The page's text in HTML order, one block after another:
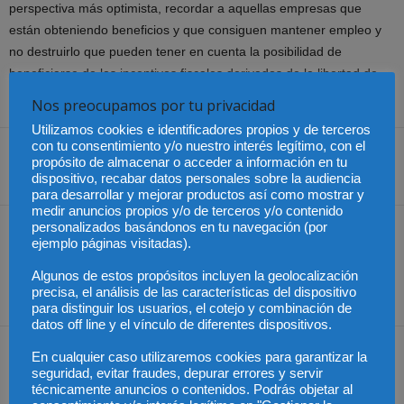
perspectiva más optimista, recordar a aquellas empresas que
están obteniendo beneficios y que consiguen mantener empleo y
no destruirlo que pueden tener en cuenta la posibilidad de
beneficiarse de los incentivos fiscales derivados de la libertad de
Share
Artículo anterior
Denuncian desigualdad en
el acceso a la Justicia
Artículo siguiente
Belío, socia directora de
ABA Abogadas
Artículos relacionados Más del autor
Nos preocupamos por tu privacidad
Utilizamos cookies e identificadores propios y de terceros
con tu consentimiento y/o nuestro interés legítimo, con el
propósito de almacenar o acceder a información en tu
dispositivo, recabar datos personales sobre la audiencia
para desarrollar y mejorar productos así como mostrar y
medir anuncios propios y/o de terceros y/o contenido
personalizados basándonos en tu navegación (por
ejemplo páginas visitadas).
Algunos de estos propósitos incluyen la geolocalización
precisa, el análisis de las características del dispositivo
para distinguir los usuarios, el cotejo y combinación de
datos off line y el vínculo de diferentes dispositivos.
En cualquier caso utilizaremos cookies para garantizar la
seguridad, evitar fraudes, depurar errores y servir
técnicamente anuncios o contenidos. Podrás objetar al